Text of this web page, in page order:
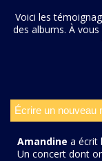
Voici les
des albums. À
Amandine a écrit
Un concert dont